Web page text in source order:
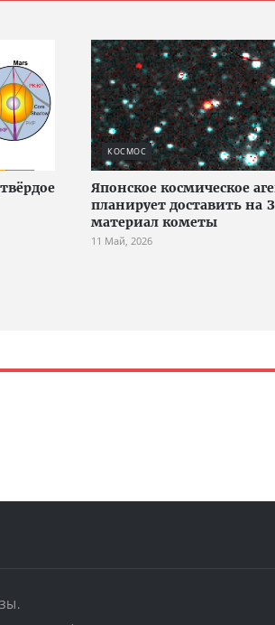
КОСМОС
Японское космическое
планирует доставить на
материал кометы
11 Май, 2026